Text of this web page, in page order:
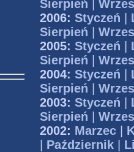
Sierpień
2006: Styczeń
Sierpień
2005: Styczeń
Sierpień
2004: Styczeń
Sierpień
2003: Styczeń
Sierpień
2002: Marzec
Październik